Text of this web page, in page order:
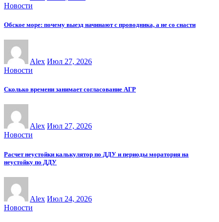
Новости
Обское море: почему выезд начинают с проводника, а не со снасти
Alex Июл 27, 2026
Новости
Сколько времени занимает согласование АГР
Alex Июл 27, 2026
Новости
Расчет неустойки калькулятор по ДДУ и периоды моратория на
неустойку по ДДУ
Alex Июл 24, 2026
Новости